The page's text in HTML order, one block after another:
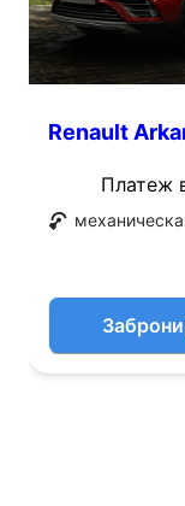
Renault
Платеж